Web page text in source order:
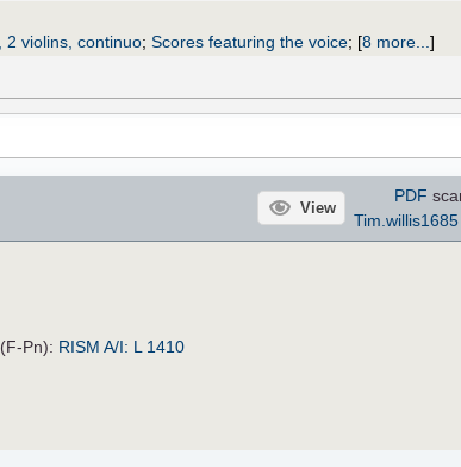
2 violins, continuo; Scores featuring the voice; [8 more... ]
View
PDF
Tim.willis1685
Pn): RISM A/I: L 1410